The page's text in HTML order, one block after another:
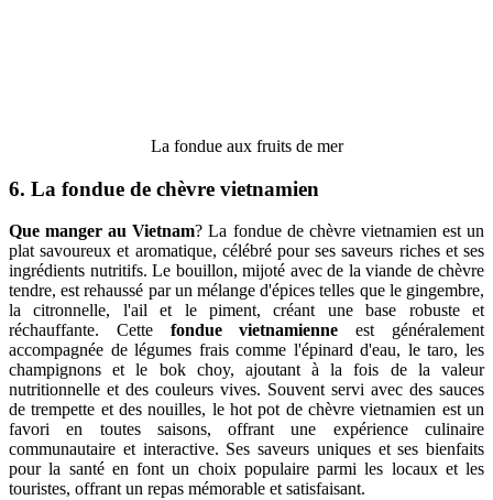
La fondue aux fruits de mer
6. La fondue de chèvre vietnamien
Que manger au Vietnam? La fondue de chèvre vietnamien est un
plat savoureux et aromatique, célébré pour ses saveurs riches et ses
ingrédients nutritifs. Le bouillon, mijoté avec de la viande de chèvre
tendre, est rehaussé par un mélange d'épices telles que le gingembre,
la citronnelle, l'ail et le piment, créant une base robuste et
réchauffante. Cette fondue vietnamienne est généralement
accompagnée de légumes frais comme l'épinard d'eau, le taro, les
champignons et le bok choy, ajoutant à la fois de la valeur
nutritionnelle et des couleurs vives. Souvent servi avec des sauces
de trempette et des nouilles, le hot pot de chèvre vietnamien est un
favori en toutes saisons, offrant une expérience culinaire
communautaire et interactive. Ses saveurs uniques et ses bienfaits
pour la santé en font un choix populaire parmi les locaux et les
touristes, offrant un repas mémorable et satisfaisant.